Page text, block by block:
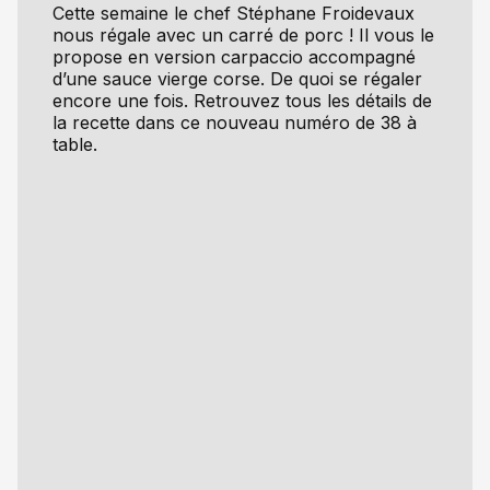
Cette semaine le chef Stéphane Froidevaux
nous régale avec un carré de porc ! Il vous le
propose en version carpaccio accompagné
d’une sauce vierge corse. De quoi se régaler
encore une fois. Retrouvez tous les détails de
la recette dans ce nouveau numéro de 38 à
table.